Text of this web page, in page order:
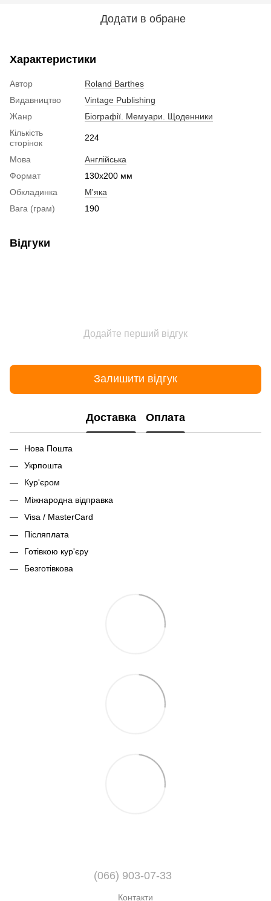
Додати в обране
Характеристики
Автор
Roland Barthes
Видавництво
Vintage Publishing
Жанр
Біографії. Мемуари. Щоденники
Кількість
сторінок
224
Мова
Англійська
Формат
130x200 мм
Обкладинка
М'яка
Вага (грам)
190
Відгуки
Додайте перший відгук
Залишити відгук
Доставка Оплата
Нова Пошта
Укрпошта
Кур'єром
Міжнародна відправка
Visa / MasterCard
Післяплата
Готівкою кур'єру
Безготівкова
(066) 903-07-33
Контакти